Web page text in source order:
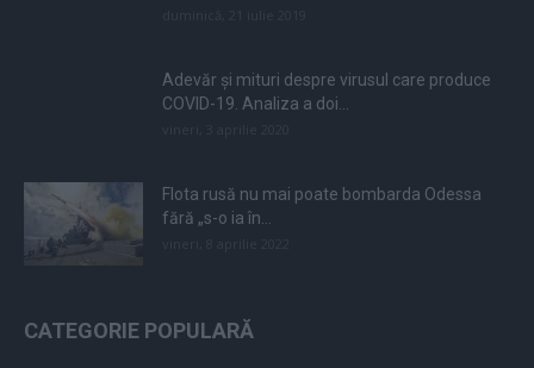
Adevăr și mituri despre virusul care produce
COVID-19. Analiza a doi...
Flota rusă nu mai poate bombarda Odessa
fără „s-o ia în...
CATEGORIE POPULARĂ